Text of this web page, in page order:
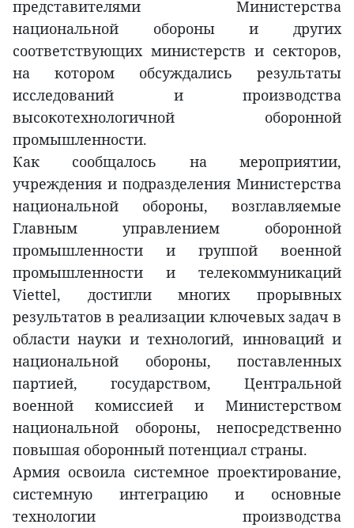
представителями Министерства
национальной обороны и других
соответствующих министерств и секторов,
на котором обсуждались результаты
исследований и производства
высокотехнологичной оборонной
промышленности.
Как сообщалось на мероприятии,
учреждения и подразделения Министерства
национальной обороны, возглавляемые
Главным управлением оборонной
промышленности и группой военной
промышленности и телекоммуникаций
Viettel, достигли многих прорывных
результатов в реализации ключевых задач в
области науки и технологий, инноваций и
национальной обороны, поставленных
партией, государством, Центральной
военной комиссией и Министерством
национальной обороны, непосредственно
повышая оборонный потенциал страны.
Армия освоила системное проектирование,
системную интеграцию и основные
технологии производства